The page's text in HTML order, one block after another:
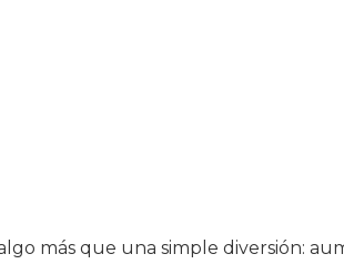
más que una simple diversión: